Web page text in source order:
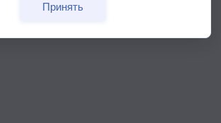
Принять